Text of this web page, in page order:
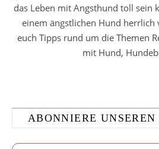
das Leben mit Angsthund toll sein
einem ängstlichen Hund herrlich
euch Tipps rund um die Themen
mit Hund,
ABONNIERE